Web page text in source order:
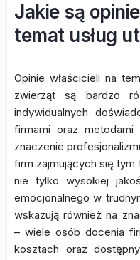
Jakie są
temat usług
Opinie właścicieli na
zwierząt są bardzo
indywidualnych
firmami oraz
znaczenie
firm zajmujących się
nie tylko wysokiej
emocjonalnego w
wskazują również na
– wiele osób docenia
kosztach oraz